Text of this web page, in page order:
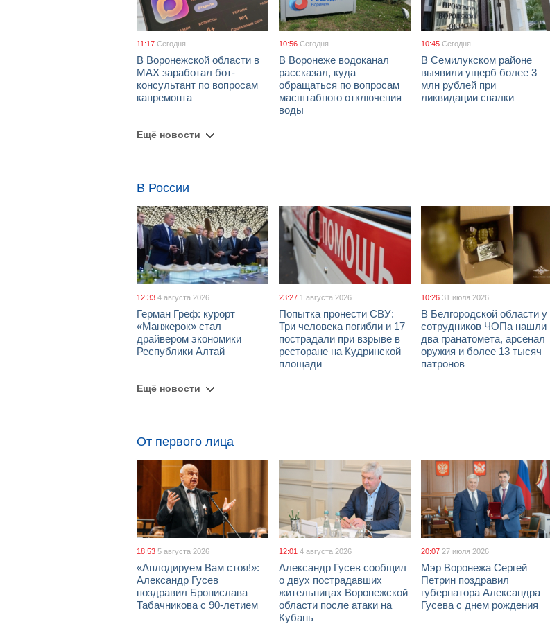
11:17 Сегодня
В Воронежской области в
МАХ заработал бот-
консультант по вопросам
капремонта
10:56 Сегодня
В Воронеже водоканал
рассказал, куда
обращаться по вопросам
масштабного отключения
воды
10:45 Сегодня
В Семилукском районе
выявили ущерб более 3
млн рублей при
ликвидации свалки
Ещё новости
В России
12:33 4 августа 2026
Герман Греф: курорт
«Манжерок» стал
драйвером экономики
Республики Алтай
23:27 1 августа 2026
Попытка пронести СВУ:
Три человека погибли и 17
пострадали при взрыве в
ресторане на Кудринской
площади
10:26 31 июля 2026
В Белгородской области у
сотрудников ЧОПа нашли
два гранатомета, арсенал
оружия и более 13 тысяч
патронов
Ещё новости
От первого лица
18:53 5 августа 2026
«Аплодируем Вам стоя!»:
Александр Гусев
поздравил Бронислава
Табачникова с 90-летием
12:01 4 августа 2026
Александр Гусев сообщил
о двух пострадавших
жительницах Воронежской
области после атаки на
Кубань
20:07 27 июля 2026
Мэр Воронежа Сергей
Петрин поздравил
губернатора Александра
Гусева с днем рождения